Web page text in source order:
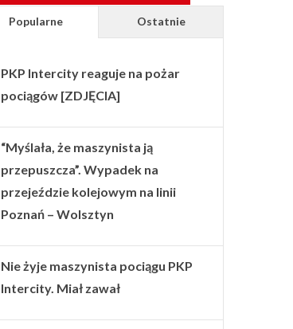
Popularne Ostatnie
PKP Intercity reaguje na pożar
pociągów [ZDJĘCIA]
“Myślała, że maszynista ją
przepuszcza”. Wypadek na
przejeździe kolejowym na linii
Poznań – Wolsztyn
Nie żyje maszynista pociągu PKP
Intercity. Miał zawał